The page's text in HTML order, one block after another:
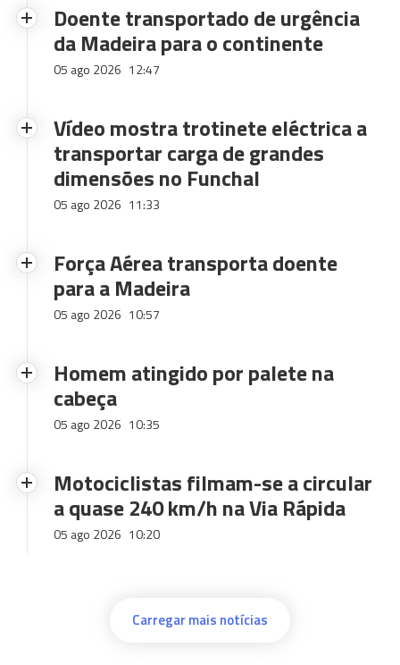
Doente transportado de urgência
da Madeira para o continente
05 ago 2026 12:47
Vídeo mostra trotinete eléctrica a
transportar carga de grandes
dimensões no Funchal
05 ago 2026 11:33
Força Aérea transporta doente
para a Madeira
05 ago 2026 10:57
Homem atingido por palete na
cabeça
05 ago 2026 10:35
Motociclistas filmam-se a circular
a quase 240 km/h na Via Rápida
05 ago 2026 10:20
Carregar mais notícias